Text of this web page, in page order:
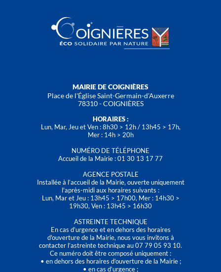
MAIRIE DE COIGNIÈRES
Place de l'Église Saint-Germain-d'Auxerre
78310 - COIGNIÈRES
HORAIRES :
Lun, Mar, Jeu et Ven : 8h30 > 12h / 13h45 > 17h,
Mer : 14h > 20h
NUMÉRO DE TÉLÉPHONE
Accueil de la Mairie : 01 30 13 17 77
AGENCE POSTALE
Installée à l’accueil de la Mairie, ouverte uniquement
l'après-midi aux horaires suivants :
Lun, Mar et Jeu : 13h45 > 17h00, Mer : 14h30 >
19h30, Ven : 13h45 > 16h30
ASTREINTE TECHNIQUE
En cas d’urgence et en dehors des horaires
d'ouverture de la Mairie, nous vous invitons à
contacter l’astreinte technique au 07 79 05 93 10.
Ce numéro doit être composé uniquement :
• en dehors des horaires d’ouverture de la Mairie ;
• en cas d’urgence ;